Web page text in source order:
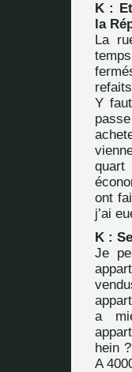
K :
la
La
Y
ont
j’ai
K :
Je
a
hein
A